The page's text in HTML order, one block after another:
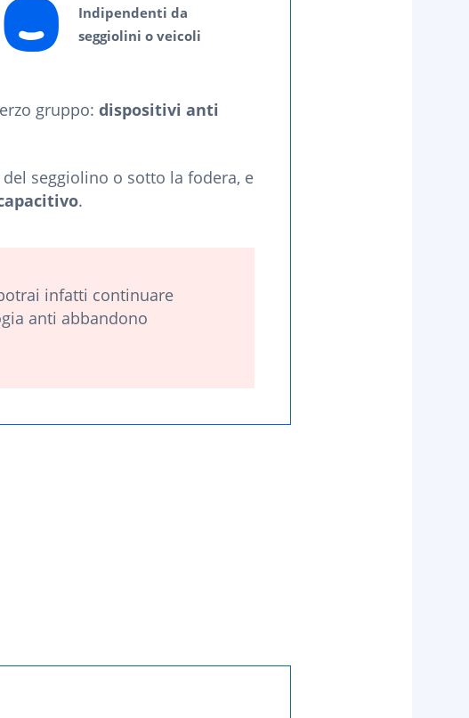
Indipendenti da
seggiolini o veicoli
gruppo: dispositivi anti
seggiolino o sotto la fodera, e
.
infatti continuare
anti abbandono